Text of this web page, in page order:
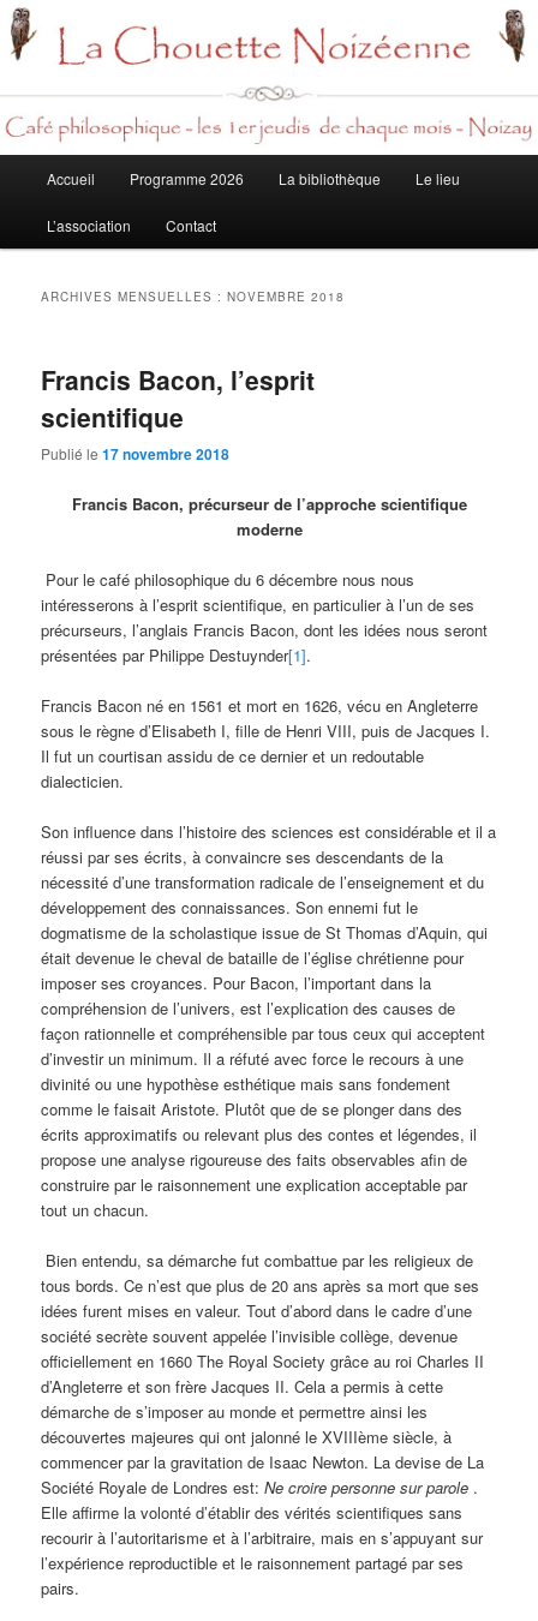
principal
Aller
au
Aller
au
Accueil Programme 2026 La bibliothèque Le lieu
L’association Contact
ARCHIVES MENSUELLES :NOVEMBRE 2018
Francis Bacon, l’esprit
scientifique
Publié le17 novembre 2018
Francis Bacon, précurseur de l’approche scientifique
moderne
Pour le café philosophique du 6 décembre nous nous
intéresserons à l’esprit scientifique, en particulier à l’un de ses
précurseurs, l’anglais Francis Bacon, dont les idées nous seront
présentées par Philippe Destuynder[1].
Francis Bacon né en 1561 et mort en 1626, vécu en Angleterre
sous le règne d’Elisabeth I, fille de Henri VIII, puis de Jacques I.
Il fut un courtisan assidu de ce dernier et un redoutable
dialecticien.
Son influence dans l’histoire des sciences est considérable et il a
réussi par ses écrits, à convaincre ses descendants de la
nécessité d’une transformation radicale de l’enseignement et du
développement des connaissances. Son ennemi fut le
dogmatisme de la scholastique issue de St Thomas d’Aquin, qui
était devenue le cheval de bataille de l’église chrétienne pour
imposer ses croyances. Pour Bacon, l’important dans la
compréhension de l’univers, est l’explication des causes de
façon rationnelle et compréhensible par tous ceux qui acceptent
d’investir un minimum. Il a réfuté avec force le recours à une
divinité ou une hypothèse esthétique mais sans fondement
comme le faisait Aristote. Plutôt que de se plonger dans des
écrits approximatifs ou relevant plus des contes et légendes, il
propose une analyse rigoureuse des faits observables afin de
construire par le raisonnement une explication acceptable par
tout un chacun.
Bien entendu, sa démarche fut combattue par les religieux de
tous bords. Ce n’est que plus de 20 ans après sa mort que ses
idées furent mises en valeur. Tout d’abord dans le cadre d’une
société secrète souvent appelée l’invisible collège, devenue
officiellement en 1660 The Royal Society grâce au roi Charles II
d’Angleterre et son frère Jacques II. Cela a permis à cette
démarche de s’imposer au monde et permettre ainsi les
découvertes majeures qui ont jalonné le XVIIIème siècle, à
commencer par la gravitation de Isaac Newton. La devise de La
Société Royale de Londres est:Ne croire personne sur parole .
Elle affirme la volonté d’établir des vérités scientifiques sans
recourir à l’autoritarisme et à l’arbitraire, mais en s’appuyant sur
l’expérience reproductible et le raisonnement partagé par ses
pairs.